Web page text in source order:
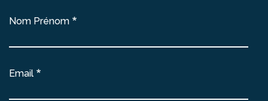
Nom Prénom
Email